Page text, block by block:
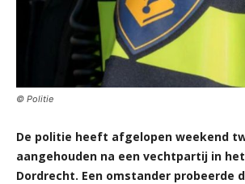
© Politie
De politie heeft afgelopen weekend
aangehouden na een vechtpartij in
Dordrecht. Een omstander probeerde